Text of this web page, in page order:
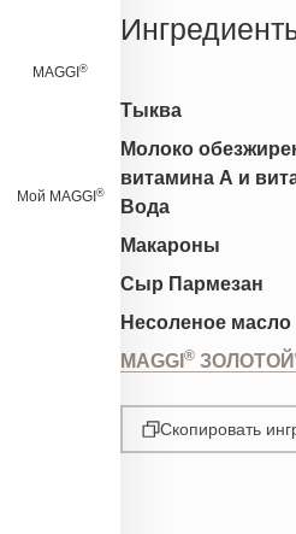
MAGGI ®
Мой MAGGI ®
Тыква
Молоко
витамина А и
Вода
Макароны
Сыр Пармезан
Несоленое масло
MAGGI ® ЗОЛОТОЙ
Скопировать